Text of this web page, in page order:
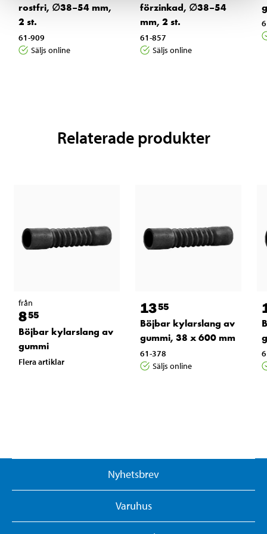
rostfri, ∅38–54 mm,
2 st.
61-909
Säljs online
förzinkad, ∅38–54
mm, 2 st.
61-857
Säljs online
Relaterade produkter
från
855
Böjbar kylarslang av
gummi
Flera artiklar
1355
Böjbar kylarslang av
gummi, 38 x 600 mm
61-378
Säljs online
Nyhetsbrev
Varuhus